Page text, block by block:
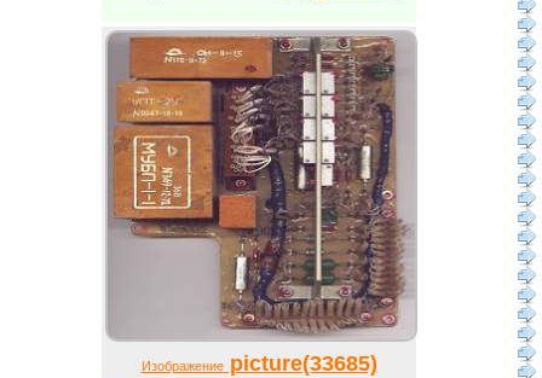
Изображениеpicture(33685)